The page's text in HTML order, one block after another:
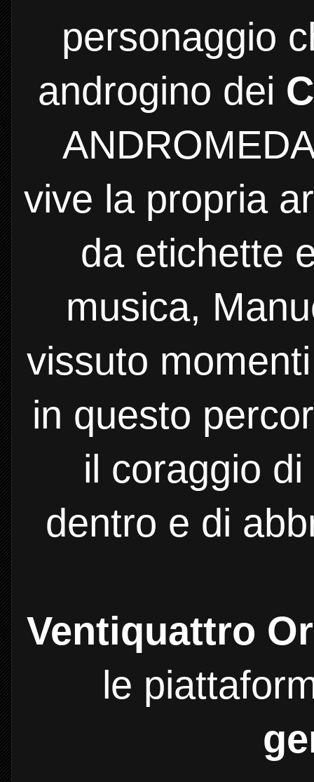
personaggio
androgino dei
vive la propria
da etichette
musica,
vissuto
in questo
il coraggio
dentro e di
Ventiquattro
le